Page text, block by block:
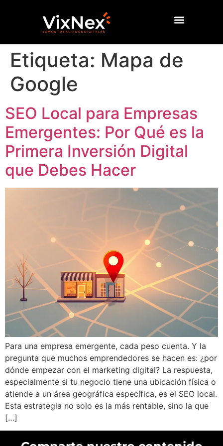
Etiqueta: Mapa de
Google
SEO Local para Empresas
Emergentes: Por Qué es la
Primera Inversión Digital
que Debes Hacer
Para una empresa emergente, cada peso cuenta. Y la
pregunta que muchos emprendedores se hacen es: ¿por
dónde empezar con el marketing digital? La respuesta,
especialmente si tu negocio tiene una ubicación física o
atiende a un área geográfica específica, es el SEO local.
Esta estrategia no solo es la más rentable, sino la que
[…]